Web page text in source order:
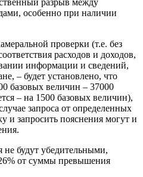
особенно при наличии
проверки (т.е. без
расходов и доходов,
информации и сведений,
– будет установлено, что
базовых величин – 37000
– на 1500 базовых величин),
запроса от определенных
и запросить пояснения могут и
не будут убедительными,
от суммы превышения